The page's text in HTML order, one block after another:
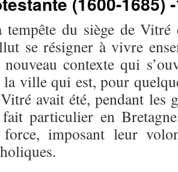
du siège de Vitré
se résigner à vivre
nouveau contexte qui
la ville qui est, pour
avait été, pendant les
particulier en
force, imposant leur